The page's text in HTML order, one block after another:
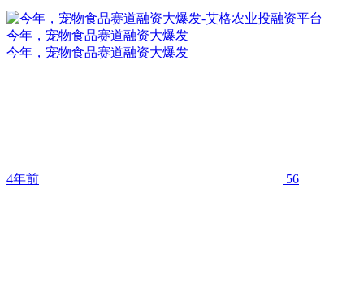
今年，宠物食品赛道融资大爆发
今年，宠物食品赛道融资大爆发
4年前 56